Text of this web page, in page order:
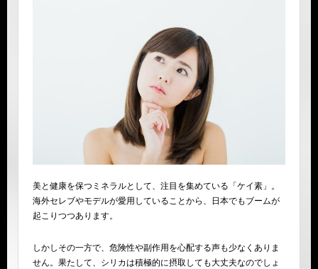
美と健康を保つミネラルとして、注目を集めている「ケイ素」。
海外セレブやモデルが愛用していることから、日本でもブームが
起こりつつあります。
しかしその一方で、危険性や副作用を心配する声も少なくありま
せん。果たして、シリカは積極的に摂取しても大丈夫なのでしょ